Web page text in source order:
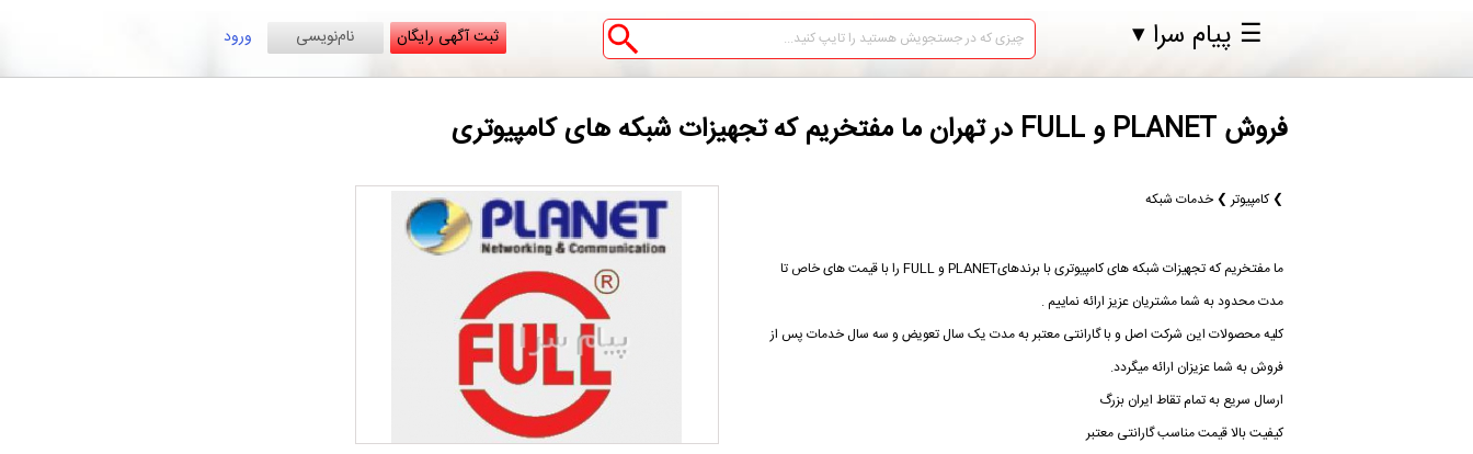
☰ پیام سرا ▾ ورود نام‌نویسی ثبت آگهی رایگان
فروش PLANET و FULL در تهران ما مفتخریم که تجهیزات شبکه های کامپیوتری
❯ کامپیوتر ❯ خدمات شبکه
ما مفتخریم که تجهیزات شبکه های کامپیوتری با برندهایPLANET و FULL را با قیمت های خاص تا
مدت محدود به شما مشتریان عزیز ارائه نماییم .
کلیه محصولات این شرکت اصل و با گارانتی معتبر به مدت یک سال تعویض و سه سال خدمات پس از
فروش به شما عزیزان ارائه میگردد.
ارسال سریع به تمام تقاط ایران بزرگ
کیفیت بالا قیمت مناسب گارانتی معتبر